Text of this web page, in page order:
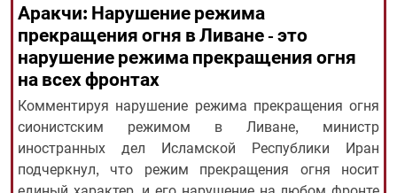
All rights reserved for NourNews
Copyright © 2021 www.nournews.ir
Аракчи: Нарушение режима
прекращения огня в Ливане - это
нарушение режима прекращения огня
на всех фронтах
Комментируя нарушение режима прекращения огня
сионистским режимом в Ливане, министр
иностранных дел Исламской Республики Иран
подчеркнул, что режим прекращения огня носит